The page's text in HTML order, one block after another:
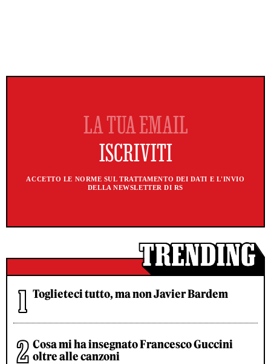
ACCETTO LE NORME SUL TRATTAMENTO DEI DATI E L'INVIO
DELLA NEWSLETTER DI RS
Toglieteci tutto, ma non Javier Bardem
Cosa mi ha insegnato Francesco Guccini
oltre alle canzoni